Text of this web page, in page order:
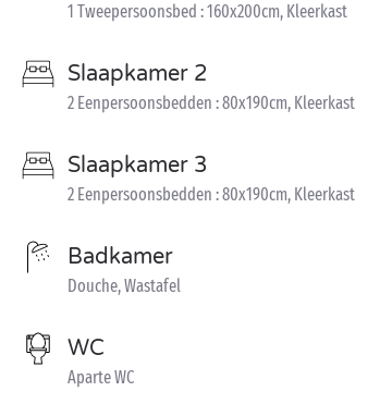
1 Tweepersoonsbed : 160x200cm, Kleerkast
Slaapkamer 2
2 Eenpersoonsbedden : 80x190cm, Kleerkast
Slaapkamer 3
2 Eenpersoonsbedden : 80x190cm, Kleerkast
Badkamer
Douche, Wastafel
WC
Aparte WC